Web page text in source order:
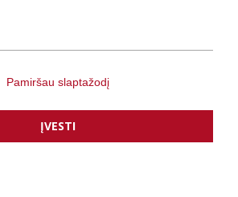
Pamiršau slaptažodį
ĮVESTI